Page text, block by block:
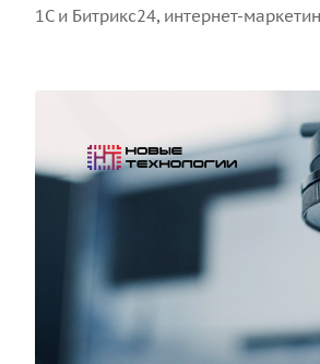
1С и Битрикс24, интернет-